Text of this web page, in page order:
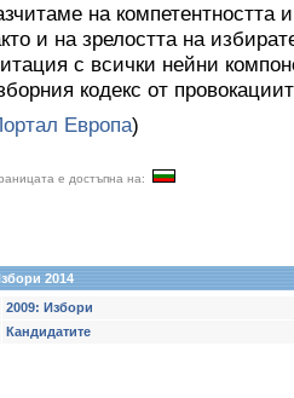
на компетентността
и на зрелостта на
с всички нейни
кодекс от
Европа)
е достъпна на:
2014
2009: Избори
Кандидатите